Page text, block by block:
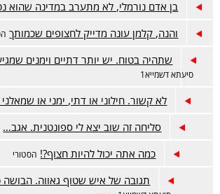
בן אדם נורמלי, לא מתערב במדינה שהוא
והנה, קלמן עונה מדייק לחצופים שכמותך
שתהיה בטוח. יש יותר דתיים וימנים
סיעתא דשמייא1
לא קשור. חילוני או דתי, ימני או
סליחה זה שוב יצא לי ספונטנית. אגב…
כמה אתה יכול להיות חצוף?! הסטורי
תגובה של איש שטוף גאווה.